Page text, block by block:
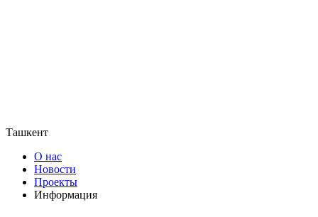
Ташкент
О нас
Новости
Проекты
Информация